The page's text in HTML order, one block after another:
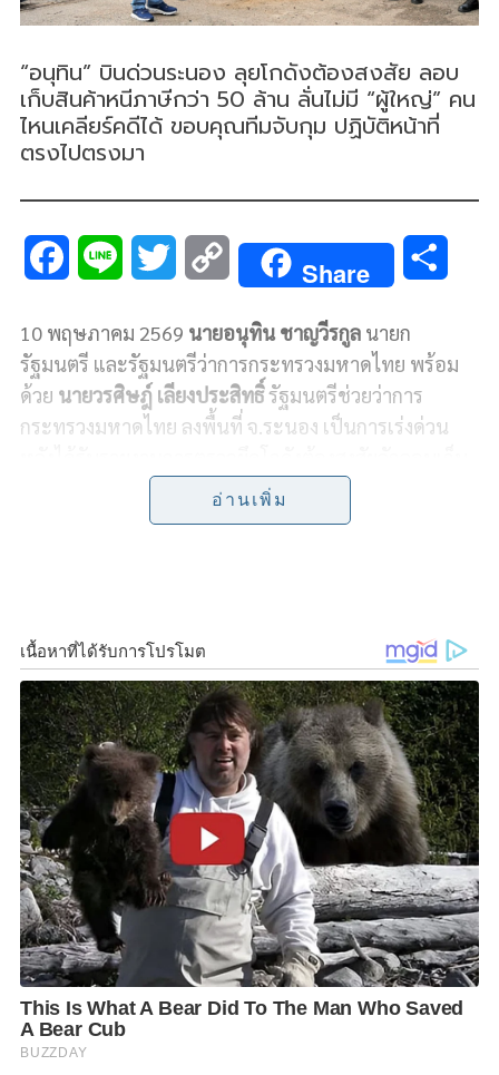
“อนุทิน” บินด่วนระนอง ลุยโกดังต้องสงสัย ลอบ
เก็บสินค้าหนีภาษีกว่า 50 ล้าน ลั่นไม่มี “ผู้ใหญ่” คน
ไหนเคลียร์คดีได้ ขอบคุณทีมจับกุม ปฏิบัติหน้าที่
ตรงไปตรงมา
c
e
b
n
e
i
t
t
e
r
C
p
y
L
i
n
Share
e
10 พฤษภาคม 2569 นายอนุทิน ชาญวีรกูลนายก
รัฐมนตรี และรัฐมนตรีว่าการกระทรวงมหาดไทย พร้อม
ด้วย นายวรศิษฎ์ เลียงประสิทธิ์รัฐมนตรีช่วยว่าการ
กระทรวงมหาดไทย ลงพื้นที่ จ.ระนอง เป็นการเร่งด่วน
สินค้าหนีภาษีมูลค่ากว่า 50 ล้านบาท
โกดังดังกล่าวตั้งอยู่บริเวณถนน 4080 ต.บางริ้น อ.เมือง
ระนอง จ.ระนอง โดยเจ้าหน้าที่ฝ่ายความมั่นคง ตำรวจ
และทหาร เข้าตรวจสอบ หลังได้รับแจ้งจากประชาชนใน
พื้นที่ว่ามีการลักลอบจัดเก็บสินค้าของชาวต่างชาติ ซึ่งเป็น
ชาวเมียนมา
จากการตรวจสอบเบื้องต้น พบสินค้าจำนวนมาก ทั้งเครื่อง
ใช้ไฟฟ้า เครื่องจักรผลิตไฟฟ้าขนาดใหญ่สำหรับโรงงาน
และโรงแรม เครื่องปรับอากาศแบบร้อนและแบบเย็น ปั๊ม
น้ำ ตู้แช่แข็ง และแอร์กว่า 2,000 เครื่อง รวมมูลค่ากว่า 50
อ่านเพิ่ม